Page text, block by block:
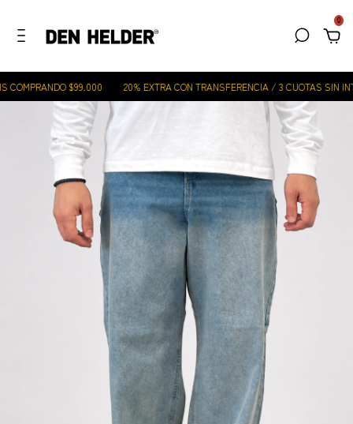
0
$99.000 20% EXTRA CON TRANSFERENCIA / 3 CUOTAS SIN